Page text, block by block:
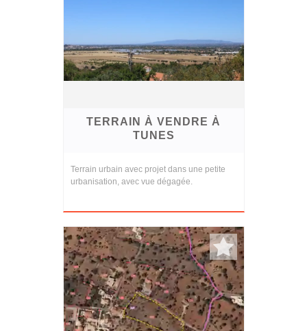
TERRAIN À VENDRE À
TUNES
Terrain urbain avec projet dans une petite
urbanisation, avec vue dégagée.